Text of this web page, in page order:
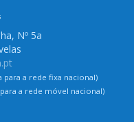
Nº 5a
para a rede fixa nacional)
a rede móvel nacional)